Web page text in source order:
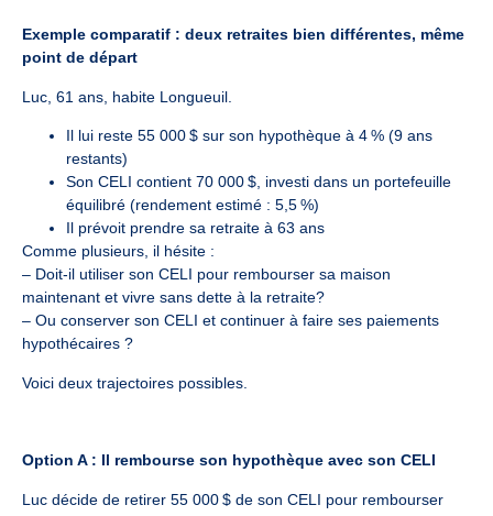
Exemple comparatif : deux retraites bien différentes, même
point de départ
Luc, 61 ans, habite Longueuil.
Il lui reste 55 000 $ sur son hypothèque à 4 % (9 ans
restants)
Son CELI contient 70 000 $, investi dans un portefeuille
équilibré (rendement estimé : 5,5 %)
Il prévoit prendre sa retraite à 63 ans
Comme plusieurs, il hésite :
– Doit-il utiliser son CELI pour rembourser sa maison
maintenant et vivre sans dette à la retraite?
– Ou conserver son CELI et continuer à faire ses paiements
hypothécaires ?
Voici deux trajectoires possibles.
Option A : Il rembourse son hypothèque avec son CELI
Luc décide de retirer 55 000 $ de son CELI pour rembourser